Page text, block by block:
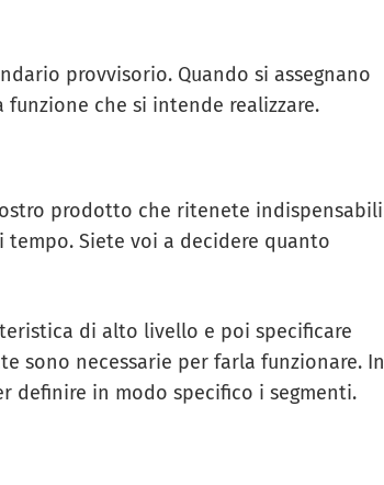
provvisorio. Quando si assegnano
che si intende realizzare.
prodotto che ritenete indispensabili
Siete voi a decidere quanto
di alto livello e poi specificare
sono necessarie per farla funzionare. In
definire in modo specifico i segmenti.